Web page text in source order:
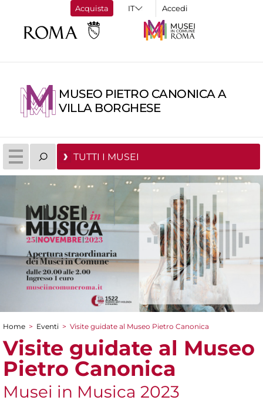
Acquista Accedi
MUSEO PIETRO CANONICA A
VILLA BORGHESE
TUTTI I MUSEI
Tu sei qui
Home > Eventi > Visite guidate al Museo Pietro Canonica
Visite guidate al Museo
Pietro Canonica
Musei in Musica 2023